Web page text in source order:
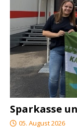
Sparkasse
05. August 2026